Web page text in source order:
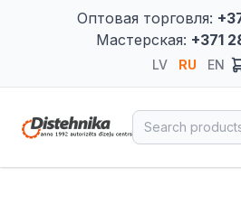
Оптовая торговля:
Мастерская: +371
LV RU EN
Search for: